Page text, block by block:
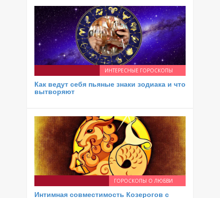
ИНТЕРЕСНЫЕ ГОРОСКОПЫ
Как ведут себя пьяные знаки зодиака и что
вытворяют
ГОРОСКОПЫ О ЛЮБВИ
Интимная совместимость Козерогов с